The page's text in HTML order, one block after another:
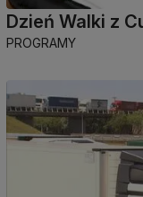
Dzień Walki z
PROGRAMY